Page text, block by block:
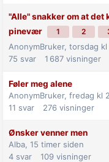
"Alle" snakker om at det
pinevær
1 2
AnonymBruker, torsdag kl
75 svar 1 687 visninger
Føler meg alene
AnonymBruker, fredag kl
11 svar 276 visninger
Ønsker venner men
Alba, 15 timer siden
4 svar 109 visninger